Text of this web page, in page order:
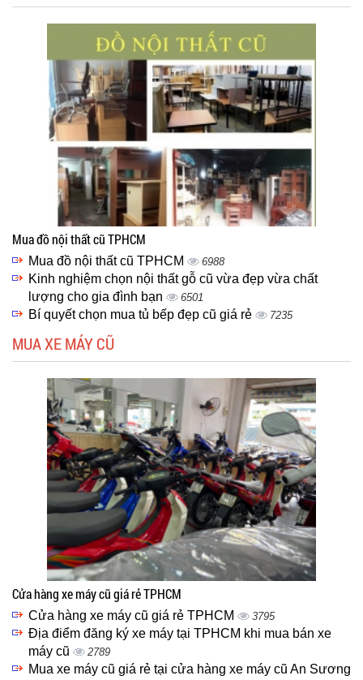
Mua đồ nội thất cũ TPHCM
Mua đồ nội thất cũ TPHCM 6988
Kinh nghiệm chọn nội thất gỗ cũ vừa đẹp vừa chất
lượng cho gia đình bạn
6501
Bí quyết chọn mua tủ bếp đẹp cũ giá rẻ 7235
MUA XE MÁY CŨ
Cửa hàng xe máy cũ giá rẻ TPHCM
Cửa hàng xe máy cũ giá rẻ TPHCM 3795
Địa điểm đăng ký xe máy tại TPHCM khi mua bán xe
máy cũ
2789
Mua xe máy cũ giá rẻ tại cửa hàng xe máy cũ An Sương